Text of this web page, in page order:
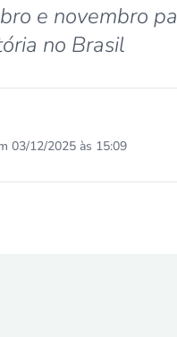
e novembro
no Brasil
03/12/2025 às 15:09